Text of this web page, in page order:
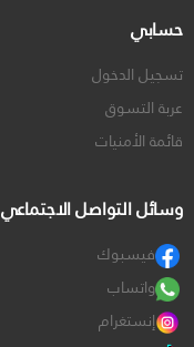
حسابي
تسجيل الدخول
عربة التسوق
قائمة الأمنيات
وسائل التواصل الاجتماعي
فيسبوك
واتساب
إنستغرام